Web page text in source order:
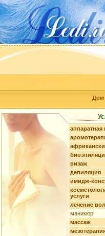
Дом
аппаратная
визаж
депиляция
имидж-
услуги
лечение
маникюр
массаж